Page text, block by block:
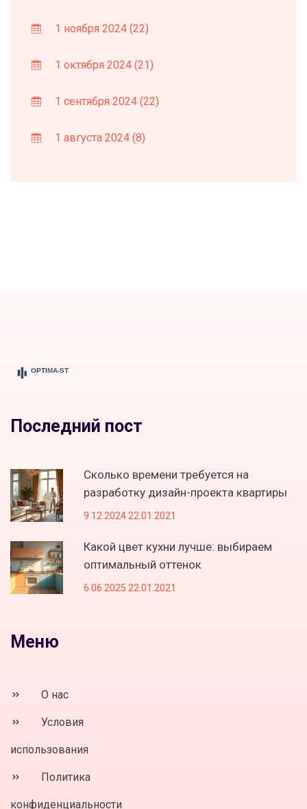
1 ноября 2024 (22)
1 октября 2024 (21)
1 сентября 2024 (22)
1 августа 2024 (8)
Последний пост
Сколько времени требуется на
разработку дизайн-проекта квартиры
9 12 2024 22.01.2021
Какой цвет кухни лучше: выбираем
оптимальный оттенок
6 06 2025 22.01.2021
Меню
О нас
Условия
использования
Политика
конфиденциальности